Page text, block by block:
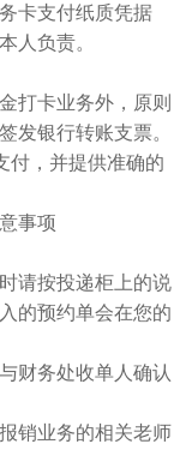
卡支付纸质凭据
人负责。
打卡业务外，原则
发银行转账支票。
付，并提供准确的
事项
请按投递柜上的说
的预约单会在您的
财务处收单人确认
销业务的相关老师